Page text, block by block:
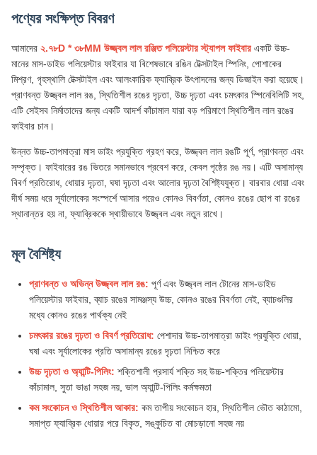
পণ্যের সংক্ষিপ্ত বিবরণ
আমাদের ২.৭৮D * ৩৮MM উজ্জ্বল লাল রঞ্জিত পলিয়েস্টার স্ট্যাপল ফাইবার একটি উচ্চ-
মানের মাস-ডাইড পলিয়েস্টার ফাইবার যা বিশেষভাবে রঙিন টেক্সটাইল স্পিনিং, পোশাকের
মিশ্রণ, গৃহস্থালি টেক্সটাইল এবং আলংকারিক ফ্যাব্রিক উৎপাদনের জন্য ডিজাইন করা হয়েছে।
প্রাণবন্ত উজ্জ্বল লাল রঙ, স্থিতিশীল রঙের দৃঢ়তা, উচ্চ দৃঢ়তা এবং চমৎকার স্পিনেবিলিটি সহ,
এটি সেইসব নির্মাতাদের জন্য একটি আদর্শ কাঁচামাল যারা বড় পরিমাণে স্থিতিশীল লাল রঙের
ফাইবার চান।
উন্নত উচ্চ-তাপমাত্রা মাস ডাইং প্রযুক্তি গ্রহণ করে, উজ্জ্বল লাল রঙটি পূর্ণ, প্রাণবন্ত এবং
সম্পৃক্ত। ফাইবারের রঙ ভিতরে সমানভাবে প্রবেশ করে, কেবল পৃষ্ঠের রঙ নয়। এটি অসামান্য
বিবর্ণ প্রতিরোধ, ধোয়ার দৃঢ়তা, ঘষা দৃঢ়তা এবং আলোর দৃঢ়তা বৈশিষ্ট্যযুক্ত। বারবার ধোয়া এবং
দীর্ঘ সময় ধরে সূর্যালোকের সংস্পর্শে আসার পরেও কোনও বিবর্ণতা, কোনও রঙের ছোপ বা রঙের
স্থানান্তর হয় না, ফ্যাব্রিককে স্থায়ীভাবে উজ্জ্বল এবং নতুন রাখে।
মূল বৈশিষ্ট্য
প্রাণবন্ত ও অভিন্ন উজ্জ্বল লাল রঙ: পূর্ণ এবং উজ্জ্বল লাল টোনের মাস-ডাইড
পলিয়েস্টার ফাইবার, ব্যাচ রঙের সামঞ্জস্য উচ্চ, কোনও রঙের বিবর্ণতা নেই, ব্যাচগুলির
মধ্যে কোনও রঙের পার্থক্য নেই
চমৎকার রঙের দৃঢ়তা ও বিবর্ণ প্রতিরোধ: পেশাদার উচ্চ-তাপমাত্রা ডাইং প্রযুক্তি ধোয়া,
ঘষা এবং সূর্যালোকের প্রতি অসামান্য রঙের দৃঢ়তা নিশ্চিত করে
উচ্চ দৃঢ়তা ও অ্যান্টি-পিলিং: শক্তিশালী প্রসার্য শক্তি সহ উচ্চ-শক্তির পলিয়েস্টার
কাঁচামাল, সুতা ভাঙা সহজ নয়, ভাল অ্যান্টি-পিলিং কর্মক্ষমতা
কম সংকোচন ও স্থিতিশীল আকার: কম তাপীয় সংকোচন হার, স্থিতিশীল ভৌত কাঠামো,
সমাপ্ত ফ্যাব্রিক ধোয়ার পরে বিকৃত, সঙ্কুচিত বা মোচড়ানো সহজ নয়